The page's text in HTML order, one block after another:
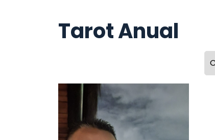
Tarot Anual